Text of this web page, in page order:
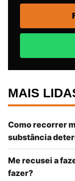
MAIS
Como recorrer
substância
Me recusei a
fazer?